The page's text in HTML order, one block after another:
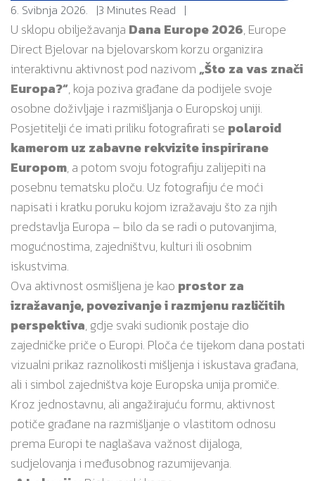
6. Svibnja 2026. 3 Minutes Read
U sklopu obilježavanja Dana Europe 2026, Europe
Direct Bjelovar na bjelovarskom korzu organizira
interaktivnu aktivnost pod nazivom „Što za vas znači
Europa?“, koja poziva građane da podijele svoje
osobne doživljaje i razmišljanja o Europskoj uniji.
Posjetitelji će imati priliku fotografirati se polaroid
kamerom uz zabavne rekvizite inspirirane
Europom, a potom svoju fotografiju zalijepiti na
posebnu tematsku ploču. Uz fotografiju će moći
napisati i kratku poruku kojom izražavaju što za njih
predstavlja Europa – bilo da se radi o putovanjima,
mogućnostima, zajedništvu, kulturi ili osobnim
iskustvima.
Ova aktivnost osmišljena je kao prostor za
izražavanje, povezivanje i razmjenu različitih
perspektiva, gdje svaki sudionik postaje dio
zajedničke priče o Europi. Ploča će tijekom dana postati
vizualni prikaz raznolikosti mišljenja i iskustava građana,
ali i simbol zajedništva koje Europska unija promiče.
Kroz jednostavnu, ali angažirajuću formu, aktivnost
potiče građane na razmišljanje o vlastitom odnosu
prema Europi te naglašava važnost dijaloga,
sudjelovanja i međusobnog razumijevanja.